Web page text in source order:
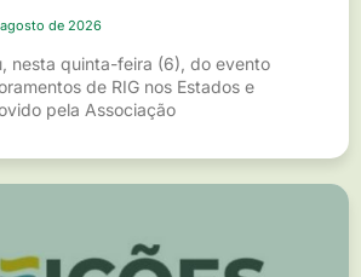
de 2026
nesta quinta-feira (6), do evento
de RIG nos Estados e
pela Associação